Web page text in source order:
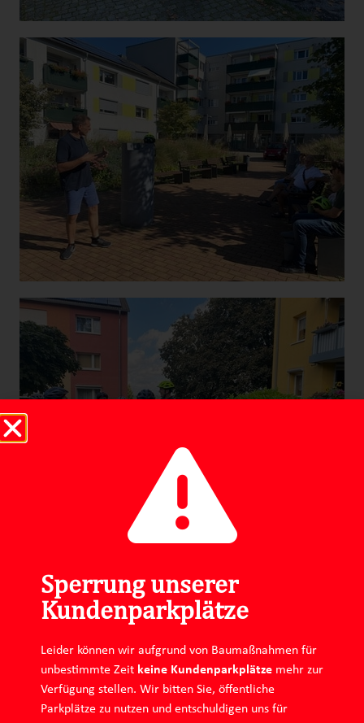
Impressum Datenschutz
Instagram Linkedin
Sperrung unserer
Kundenparkplätze
Leider können wir aufgrund von Baumaßnahmen für
unbestimmte Zeit keine Kundenparkplätze mehr zur
Verfügung stellen. Wir bitten Sie, öffentliche
Parkplätze zu nutzen und entschuldigen uns für